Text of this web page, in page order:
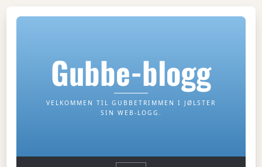
Gubbe-blogg
VELKOMMEN TIL GUBBETRIMMEN I JØLSTER
SIN WEB-LOGG.